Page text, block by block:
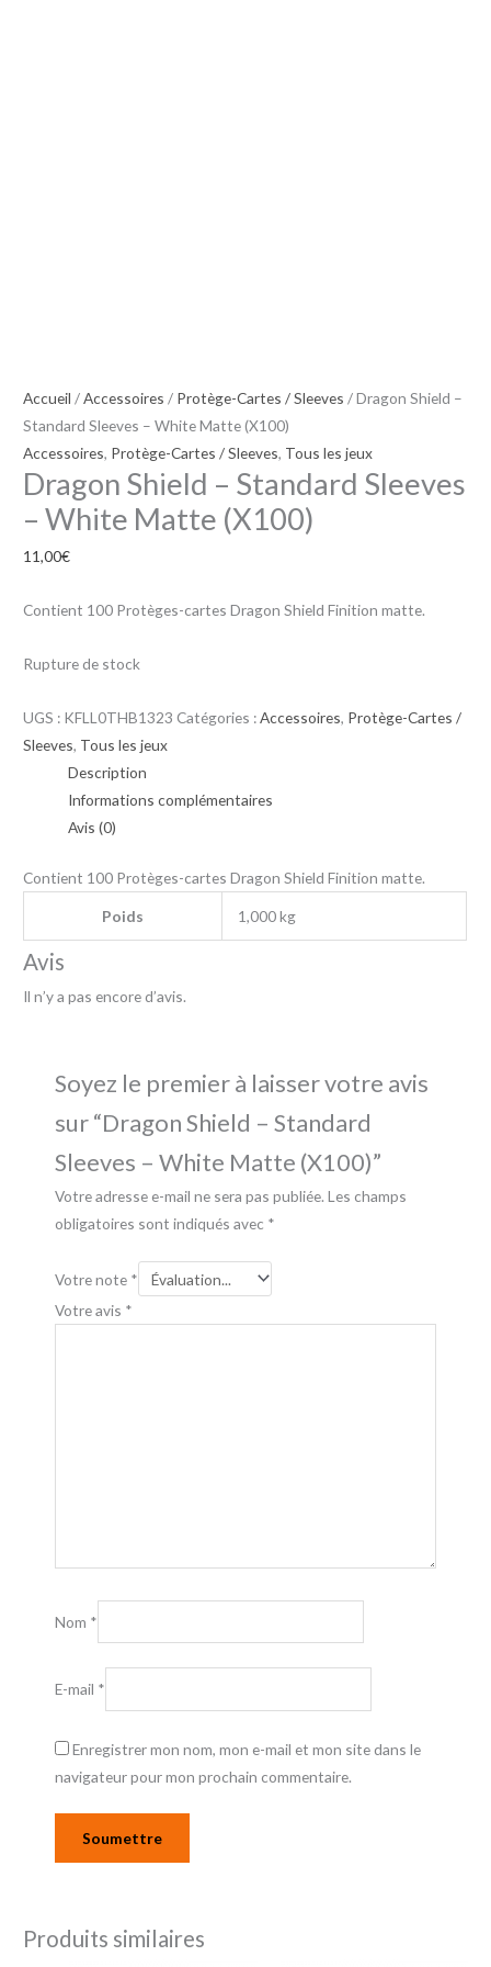
Accueil /Accessoires / Protège-Cartes / Sleeves / Dragon Shield –
Standard Sleeves – White Matte (X100)
Accessoires, Protège-Cartes / Sleeves, Tous les jeux
Dragon Shield – Standard Sleeves
– White Matte (X100)
11,00€
Contient 100 Protèges-cartes Dragon Shield Finition matte.
Rupture de stock
UGS : KFLL0THB1323 Catégories :Accessoires, Protège-Cartes /
Sleeves, Tous les jeux
Description
Informations complémentaires
Avis (0)
Contient 100 Protèges-cartes Dragon Shield Finition matte.
Poids 1,000 kg
Avis
Il n’y a pas encore d’avis.
Soyez le premier à laisser votre avis
sur “Dragon Shield – Standard
Sleeves – White Matte (X100)”
Votre adresse e-mail ne sera pas publiée. Les champs
obligatoires sont indiqués avec *
Votre note *
Votre avis *
Nom *
E-mail *
Enregistrer mon nom, mon e-mail et mon site dans le
navigateur pour mon prochain commentaire.
Produits similaires